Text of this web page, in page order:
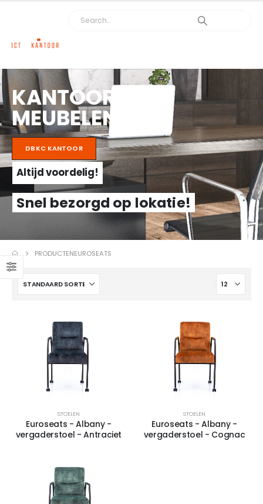
KANTOOR
MEUBELEN
DBKC KANTOOR
Altijd voordelig!
Snel bezorgd op lokatie!
PRODUCTENEUROSEATS
STOELEN
Euroseats - Albany -
vergaderstoel - Antraciet
STOELEN
Euroseats - Albany -
vergaderstoel - Cognac